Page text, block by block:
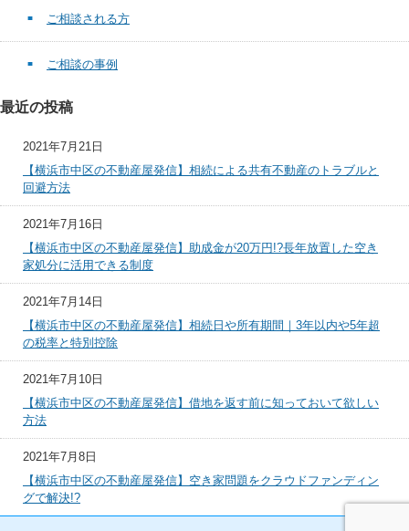
ご相談される方
ご相談の事例
最近の投稿
2021年7月21日
【横浜市中区の不動産屋発信】相続による共有不動産のトラブルと
回避方法
2021年7月16日
【横浜市中区の不動産屋発信】助成金が20万円!?長年放置した空き
家処分に活用できる制度
2021年7月14日
【横浜市中区の不動産屋発信】相続日や所有期間｜3年以内や5年超
の税率と特別控除
2021年7月10日
【横浜市中区の不動産屋発信】借地を返す前に知っておいて欲しい
方法
2021年7月8日
【横浜市中区の不動産屋発信】空き家問題をクラウドファンディン
グで解決!?